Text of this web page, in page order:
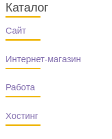
Каталог
Сайт
Интернет-магазин
Работа
Хостинг